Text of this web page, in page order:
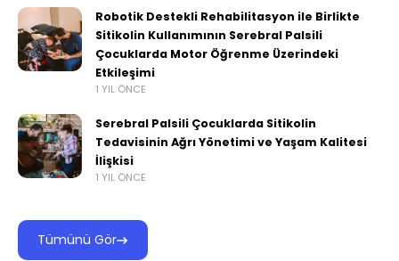
Robotik Destekli Rehabilitasyon ile Birlikte
Sitikolin Kullanımının Serebral Palsili
Çocuklarda Motor Öğrenme Üzerindeki
Etkileşimi
1 YIL ÖNCE
Serebral Palsili Çocuklarda Sitikolin
Tedavisinin Ağrı Yönetimi ve Yaşam Kalitesi
İlişkisi
1 YIL ÖNCE
Tümünü Gör